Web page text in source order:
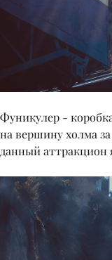
Фуникулер -
на вершину холма
данный аттракцион